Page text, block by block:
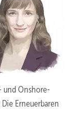
und Onshore-
Erneuerbaren